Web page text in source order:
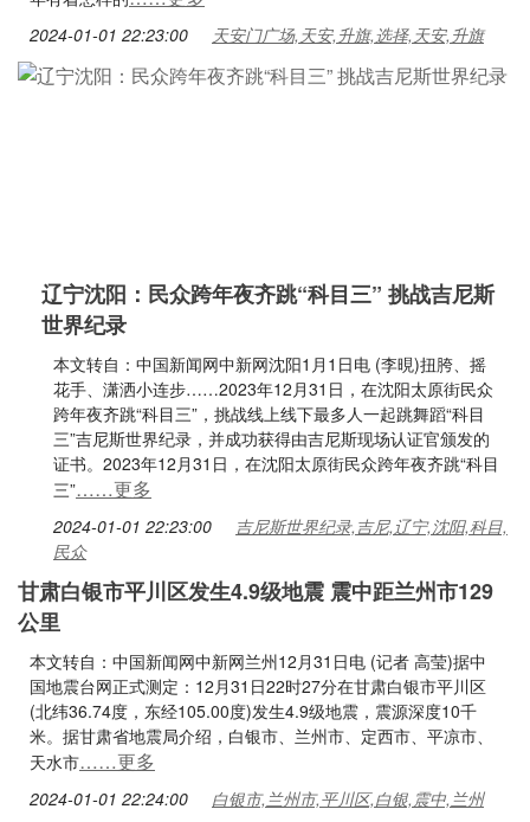
2024-01-01 22:23:00 天安门广场,天安,升旗,选择,天安,升旗
辽宁沈阳：民众跨年夜齐跳“科目三” 挑战吉尼斯
世界纪录
本文转自：中国新闻网中新网沈阳1月1日电 (李晛)扭胯、摇
花手、潇洒小连步……2023年12月31日，在沈阳太原街民众
跨年夜齐跳“科目三”，挑战线上线下最多人一起跳舞蹈“科目
三”吉尼斯世界纪录，并成功获得由吉尼斯现场认证官颁发的
证书。2023年12月31日，在沈阳太原街民众跨年夜齐跳“科目
三”……更多
2024-01-01 22:23:00
吉尼斯世界纪录,吉尼,辽宁,沈阳,科目,
民众
甘肃白银市平川区发生4.9级地震 震中距兰州市129
公里
本文转自：中国新闻网中新网兰州12月31日电 (记者 高莹)据中
国地震台网正式测定：12月31日22时27分在甘肃白银市平川区
(北纬36.74度，东经105.00度)发生4.9级地震，震源深度10千
米。据甘肃省地震局介绍，白银市、兰州市、定西市、平凉市、
天水市……更多
2024-01-01 22:24:00 白银市,兰州市,平川区,白银,震中,兰州